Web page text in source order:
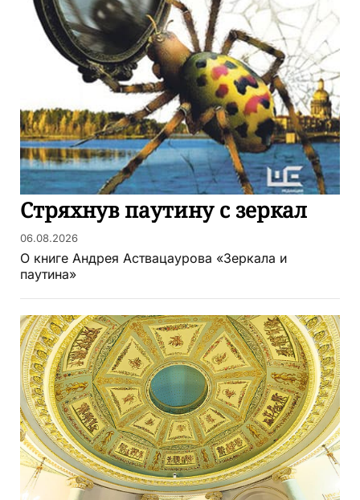
Стряхнув паутину с зеркал
06.08.2026
О книге Андрея Аствацаурова «Зеркала и
паутина»